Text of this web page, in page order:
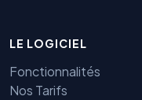
LE LOGICIEL
Fonctionnalités
Nos Tarifs